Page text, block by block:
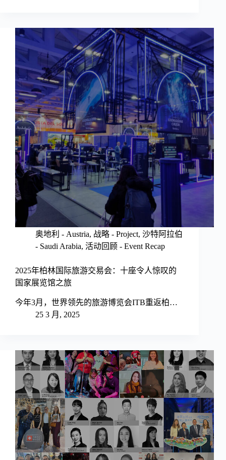
奥地利 - Austria, 战略 - Project, 沙特阿拉伯
- Saudi Arabia, 活动回顾 - Event Recap
2025年柏林国际旅游交易会：十座令人惊叹的
国家展览馆之旅
今年3月，世界领先的旅游博览会ITB重返柏…
25 3 月, 2025